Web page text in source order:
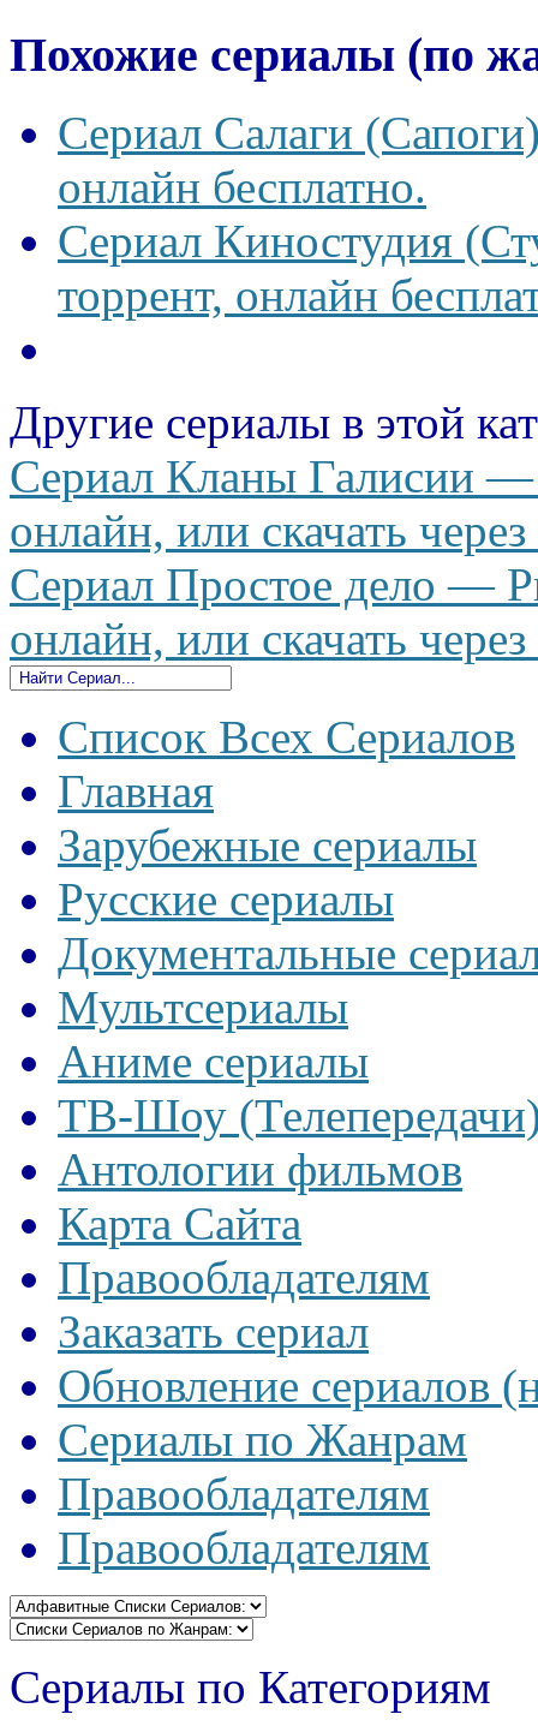
Похожие сериалы (по
Сериал Салаги
онлайн бесплатно.
Сериал Киностудия
торрент, онлайн
Другие сериалы в этой
Сериал Кланы Галисии —
онлайн, или скачать
Сериал Простое дело —
онлайн, или скачать
Список Всех Сериалов
Главная
Зарубежные сериалы
Русские сериалы
Документальные
Мультсериалы
Аниме сериалы
ТВ-Шоу
Антологии фильмов
Карта Сайта
Правообладателям
Заказать сериал
Обновление сериалов
Сериалы по Жанрам
Правообладателям
Правообладателям
Сериалы по Категориям